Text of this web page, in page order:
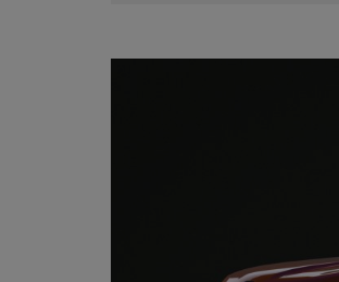
Техника,
Массачусетского